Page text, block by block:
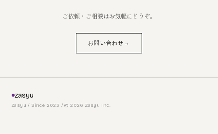
ご依頼・ご相談はお気軽にどうぞ。
お問い合わせ
zasyu
Zasyu / Since 2023 / © 2026 Zasyu Inc.